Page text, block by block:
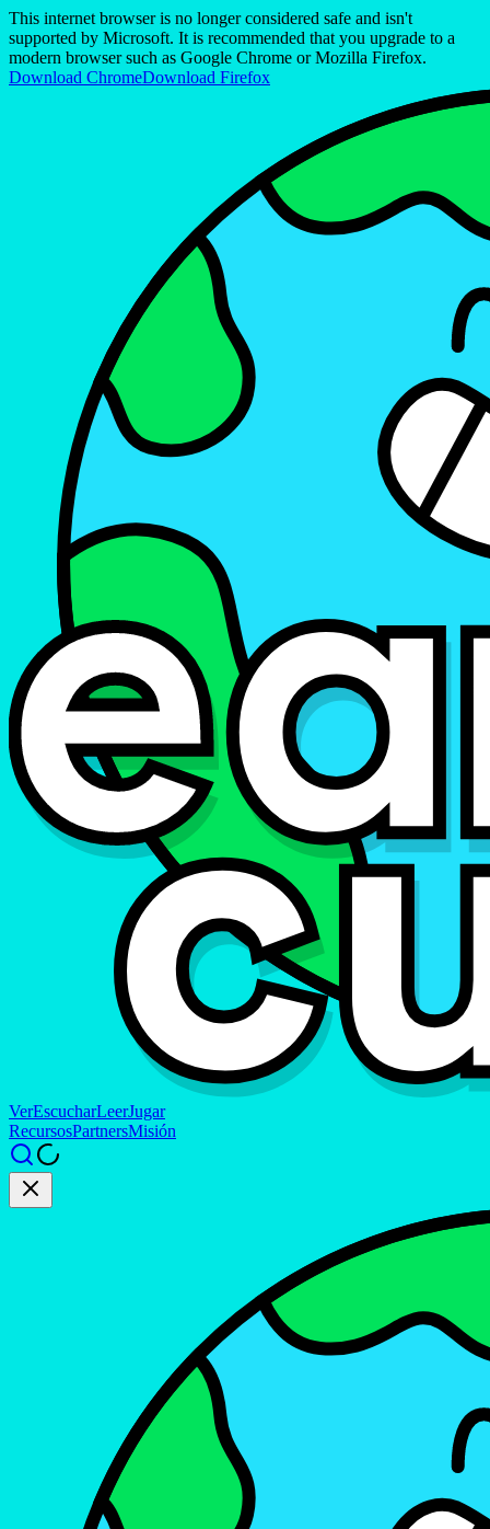
This internet browser is no longer considered safe and isn't
supported by Microsoft. It is recommended that you upgrade to a
modern browser such as Google Chrome or Mozilla Firefox.
Download ChromeDownload Firefox
VerEscucharLeerJugar
RecursosPartnersMisión